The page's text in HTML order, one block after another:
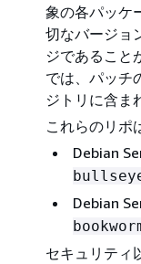
象の各パッケ
切なバージョ
ジであること
では、パッチ
ジトリに含ま
これらのリポ
Debian
Debian
セキュリティ